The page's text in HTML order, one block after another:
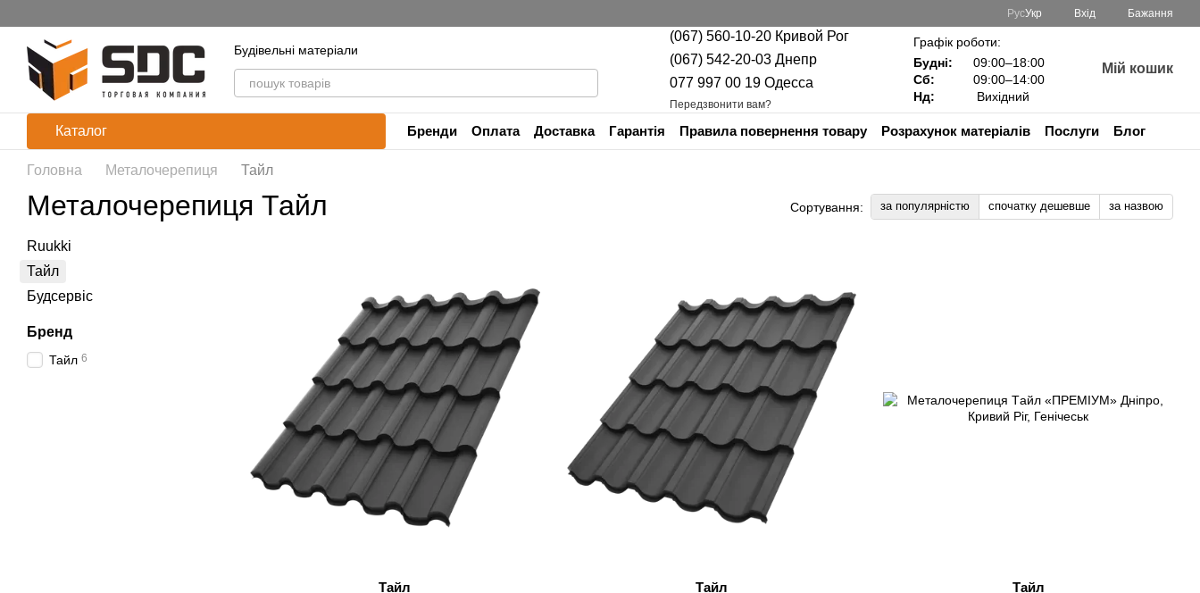
РусУкр Вхід Бажання
Будівельні матеріали
(067) 560-10-20 Кривой Рог
(067) 542-20-03 Днепр
077 997 00 19 Одесса
Передзвонити вам?
Графік роботи:
Будні:
09:00–18:00
Сб:
09:00–14:00
Нд:
Вихідний
Мій кошик
Каталог Бренди Оплата Доставка Гарантія Правила повернення товару Розрахунок матеріалів Послуги
Блог
Контактна інформація
Головна
Металочерепиця Тайл
Металочерепиця Тайл Сортування: за популярністю спочатку дешевше за назвою
Тайл
Тайл
Тайл
Ruukki
Тайл
Будсервіс
Бренд
Тайл 6